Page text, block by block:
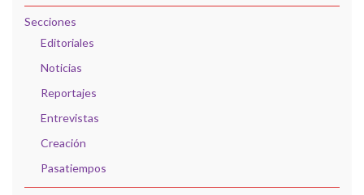
Secciones
Editoriales
Noticias
Reportajes
Entrevistas
Creación
Pasatiempos